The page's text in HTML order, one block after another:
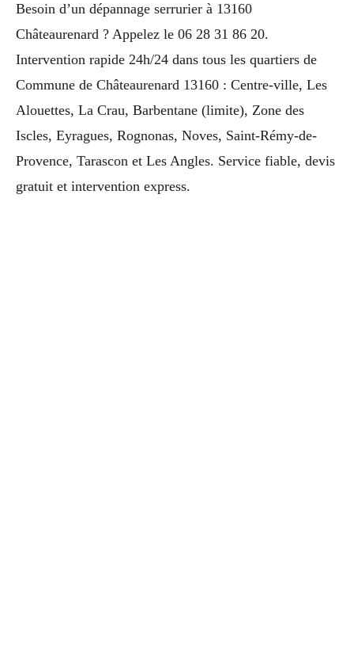
Besoin d’un dépannage serrurier à 13160
Châteaurenard ? Appelez le 06 28 31 86 20.
Intervention rapide 24h/24 dans tous les quartiers de
Commune de Châteaurenard 13160 : Centre-ville, Les
Alouettes, La Crau, Barbentane (limite), Zone des
Iscles, Eyragues, Rognonas, Noves, Saint-Rémy-de-
Provence, Tarascon et Les Angles. Service fiable, devis
gratuit et intervention express.